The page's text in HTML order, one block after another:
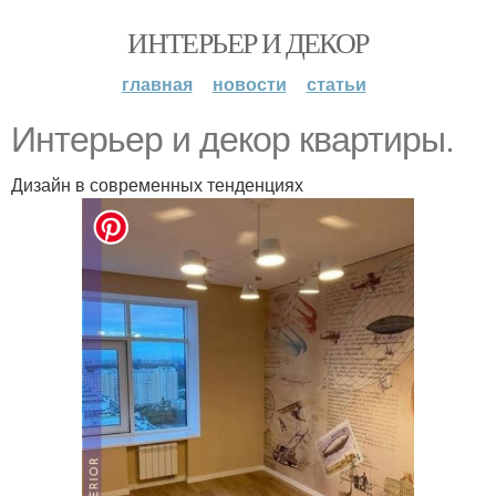
ИНТЕРЬЕР И ДЕКОР
главная новости статьи
Интерьер и декор квартиры.
Дизайн в современных тенденциях